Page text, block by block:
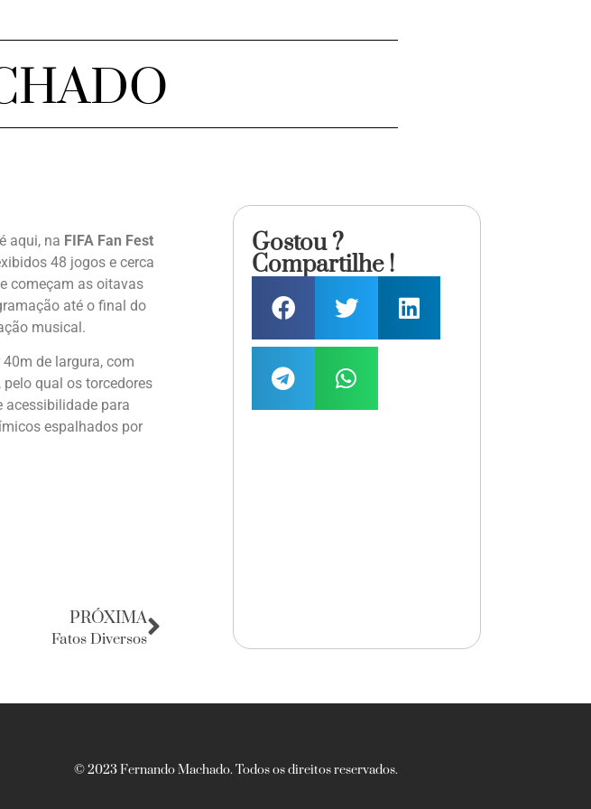
aqui, na FIFA Fan Fest
48 jogos e cerca
começam as oitavas
até o final do
musical.
de largura, com
qual os torcedores
acessibilidade para
espalhados por
PRÓXIMA
Fatos Diversos
Gostou ?
Compartilhe !
© 2023 Fernando Machado. Todos os direitos reservados.